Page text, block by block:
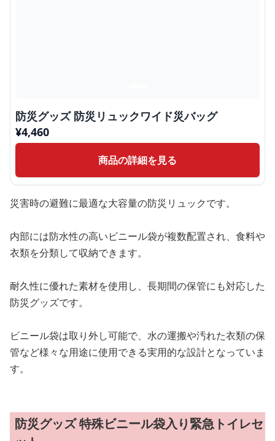
防災グッズ 防災リュックワイド災バッグ
¥4,460
商品の詳細を見る
災害時の避難に最適な大容量の防災リュックです。
内部には防水性の高いビニール袋が複数配置され、食料や
衣類を分類して収納できます。
耐久性に優れた素材を使用し、長期間の保管にも対応した
防災グッズです。
ビニール袋は取り外し可能で、水の運搬や汚れた衣類の保
管など様々な用途に使用できる実用的な設計となっていま
す。
防災グッズ 特殊ビニール袋入り緊急トイレセ